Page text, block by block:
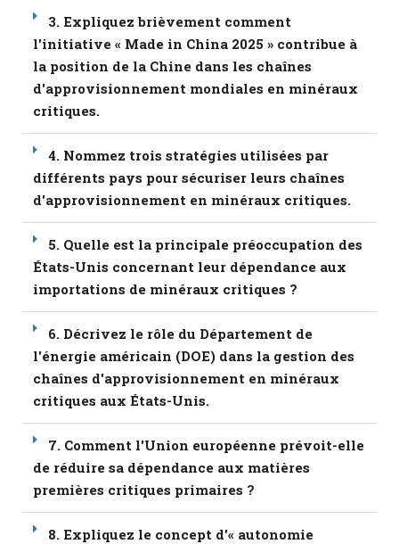
3. Expliquez brièvement comment
l'initiative « Made in China 2025 » contribue à
la position de la Chine dans les chaînes
d'approvisionnement mondiales en minéraux
critiques.
4. Nommez trois stratégies utilisées par
différents pays pour sécuriser leurs chaînes
d'approvisionnement en minéraux critiques.
5. Quelle est la principale préoccupation des
États-Unis concernant leur dépendance aux
importations de minéraux critiques ?
6. Décrivez le rôle du Département de
l'énergie américain (DOE) dans la gestion des
chaînes d'approvisionnement en minéraux
critiques aux États-Unis.
7. Comment l'Union européenne prévoit-elle
de réduire sa dépendance aux matières
premières critiques primaires ?
8. Expliquez le concept d'« autonomie